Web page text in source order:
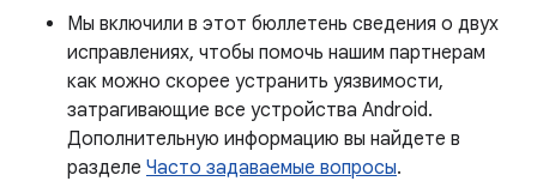
Мы включили в этот бюллетень сведения о двух
исправлениях, чтобы помочь нашим партнерам
как можно скорее устранить уязвимости,
затрагивающие все устройства Android.
Дополнительную информацию вы найдете в
разделе Часто задаваемые вопросы.